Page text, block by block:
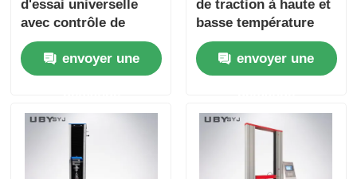
d'essai universelle
avec contrôle de
température
intelligent PID pour
les tests de
traction conformes
aux normes ISO
maximale de 10KN
envoyer une
de traction à haute et
basse température
UP-2004 avec
chambre
environnementale et
maximale de 10KN
envoyer une